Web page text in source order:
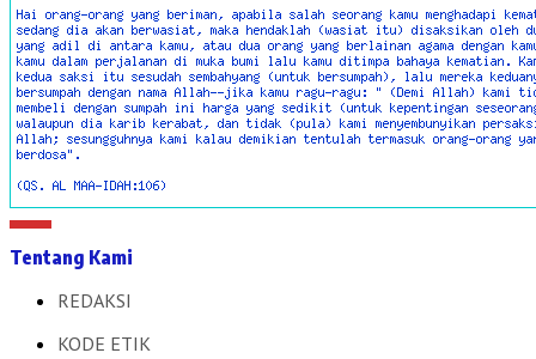
Tentang Kami
REDAKSI
KODE ETIK